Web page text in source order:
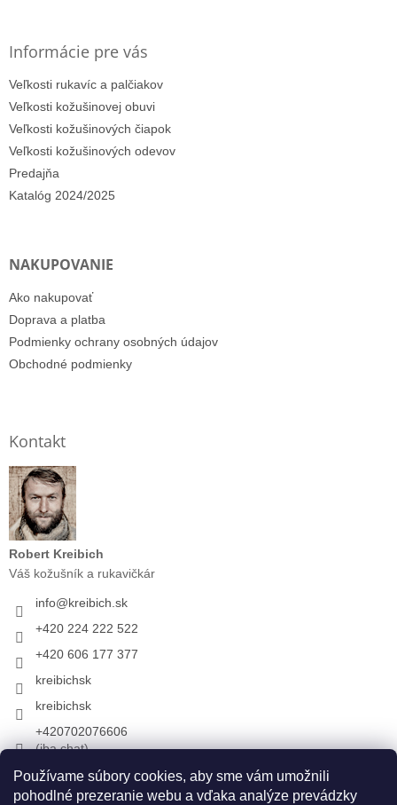
Používame súbory cookies, aby sme vám umožnili
pohodlné prezeranie webu a vďaka analýze prevádzky
Informácie pre vás
Veľkosti rukavíc a palčiakov
Veľkosti kožušinovej obuvi
Veľkosti kožušinových čiapok
Veľkosti kožušinových odevov
Predajňa
Katalóg 2024/2025
NAKUPOVANIE
Ako nakupovať
Doprava a platba
Podmienky ochrany osobných údajov
Obchodné podmienky
Kontakt
Robert Kreibich
Váš kožušník a rukavičkár
info@kreibich.sk
+420 224 222 522
+420 606 177 377
kreibichsk
kreibichsk
+420702076606
(iba chat)
Prijímame online platby